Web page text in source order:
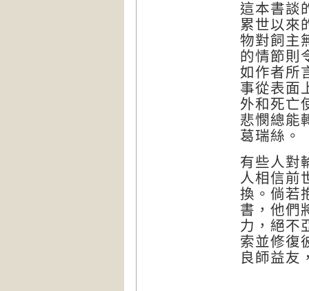
這本書談
累世以來
物對飼主
的情節則
如作者所
事從表面
外和死亡
悲憫總能
葛瑞絲。
有些人對
人相信前
換。倘若
書，他們
力，絕不
索並修復
良師益友